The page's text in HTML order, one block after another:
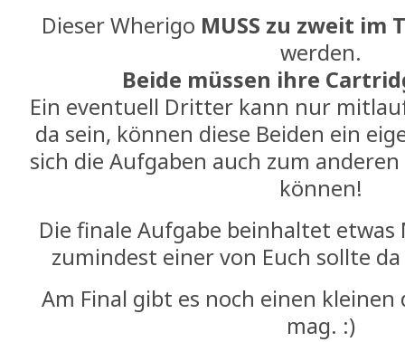
Dieser Wherigo MUSS zu zweit im
werden.
Beide müssen ihre
Ein eventuell Dritter kann nur
da sein, können diese Beiden ein
sich die Aufgaben auch zum
können!
Die finale Aufgabe beinhaltet etwas
zumindest einer von Euch sollte
Am Final gibt es noch einen
mag. :)